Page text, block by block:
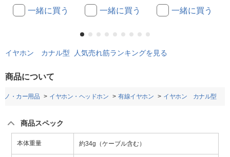
一緒に買う 一緒に買う 一緒に買う
イヤホン カナル型 人気売れ筋ランキングを見る
商品について
ノ・カー用品 イヤホン・ヘッドホン 有線イヤホン イヤホン カナル型
商品スペック
本体重量 約34g（ケーブル含む）